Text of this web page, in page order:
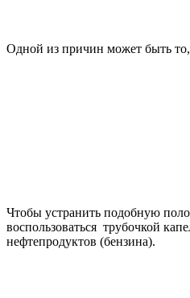
Одной из причин может быть то,
Чтобы устранить подобную
воспользоваться трубочкой
нефтепродуктов (бензина).